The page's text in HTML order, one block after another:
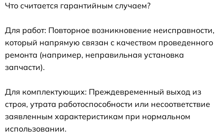
Что считается гарантийным случаем?
Для работ: Повторное возникновение неисправности,
который напрямую связан с качеством проведенного
ремонта (например, неправильная установка
запчасти).
Для комплектующих: Преждевременный выход из
строя, утрата работоспособности или несоответствие
заявленным характеристикам при нормальном
использовании.